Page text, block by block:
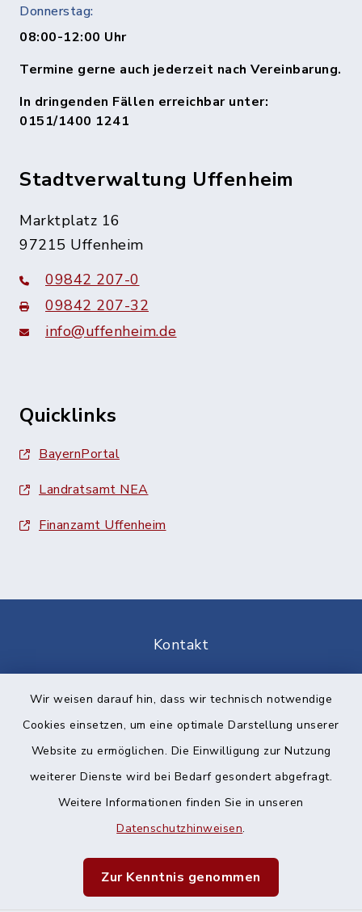
Wir weisen darauf hin, dass wir technisch notwendige
Cookies einsetzen, um eine optimale Darstellung unserer
Website zu ermöglichen. Die Einwilligung zur Nutzung
weiterer Dienste wird bei Bedarf gesondert abgefragt.
Weitere Informationen finden Sie in unseren
Datenschutzhinweisen.
Zur Kenntnis genommen
Donnerstag:
08:00-12:00 Uhr
Termine gerne auch jederzeit nach Vereinbarung.
In dringenden Fällen erreichbar unter:
0151/1400 1241
Stadtverwaltung Uffenheim
Marktplatz 16
97215 Uffenheim
09842 207-0
09842 207-32
info@uffenheim.de
Quicklinks
BayernPortal
Landratsamt NEA
Finanzamt Uffenheim
Kontakt
Datenschutz
Impressum
Sitemap
Cookie-Einstellungen